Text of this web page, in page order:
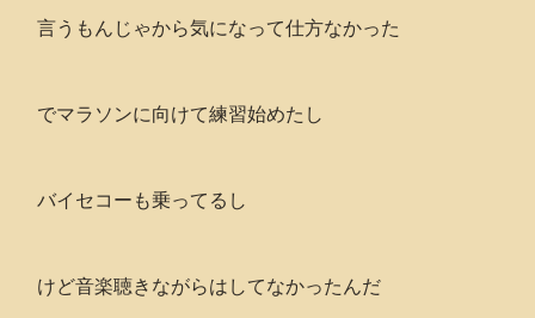
言うもんじゃから気になって仕方なかった
でマラソンに向けて練習始めたし
バイセコーも乗ってるし
けど音楽聴きながらはしてなかったんだ